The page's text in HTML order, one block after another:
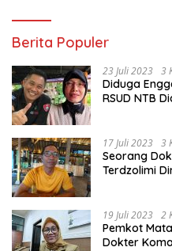
Berita Populer
23 Juli 2023 3
Diduga
RSUD NTB
17 Juli 2023 3
Seorang
Terdzolimi
19 Juli 2023 2
Pemkot
Dokter